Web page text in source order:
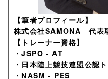
【筆者プロフィール】
株式会社SAMONA 代表
【トレーナー資格】
・JSPO - AT
・日本陸上競技連盟公認
・NASM - PES